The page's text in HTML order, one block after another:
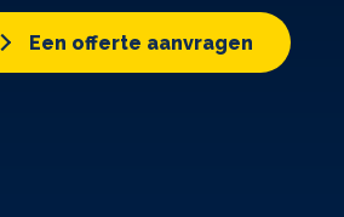
Een offerte aanvragen